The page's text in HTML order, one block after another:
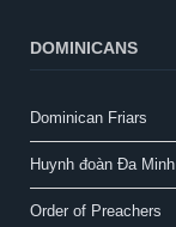
DOMINICANS
Dominican Friars
Huynh đoàn Đa Minh
Order of Preachers